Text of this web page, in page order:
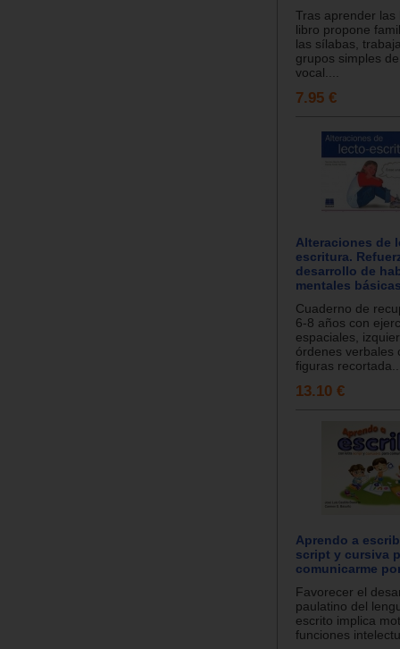
Tras aprender las
libro propone
las sílabas,
grupos simples
vocal....
7.95 €
Alteraciones de
escritura.
desarrollo de
mentales
Cuaderno de
6-8 años con
espaciales,
órdenes verbales
figuras
13.10 €
Aprendo a
script y cursiva
comunicarme
Favorecer el
paulatino del
escrito implica
funciones